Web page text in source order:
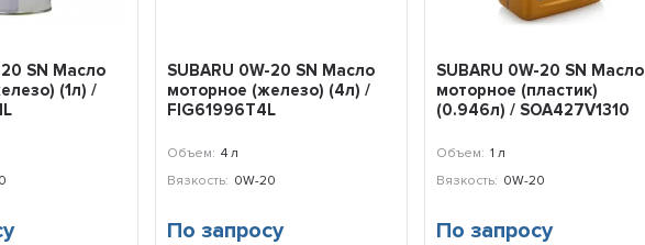
20 SN Масло
(1л) /
SUBARU 0W-20 SN Масло
моторное (железо) (4л) /
FIG61996T4L
Объем: 4 л
Вязкость: 0W-20
По запросу
SUBARU 0W-20 SN Масло
моторное (пластик)
(0.946л) / SOA427V1310
Объем: 1 л
Вязкость: 0W-20
По запросу